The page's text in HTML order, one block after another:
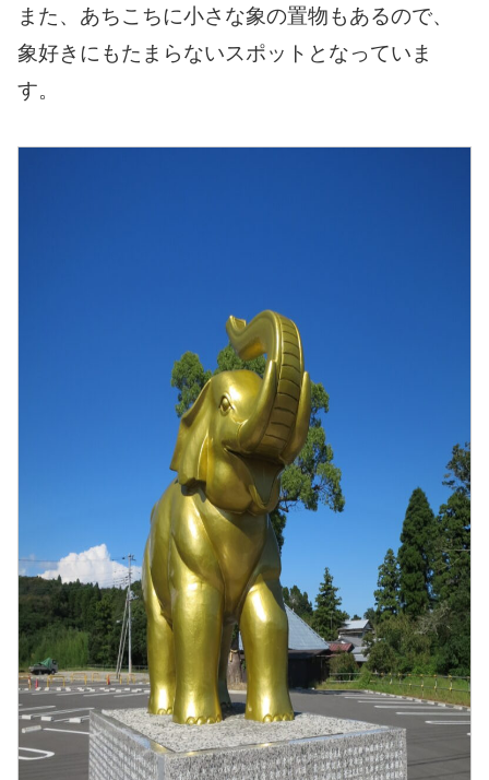
また、あちこちに小さな象の置物もあるので、
象好きにもたまらないスポットとなっていま
す。